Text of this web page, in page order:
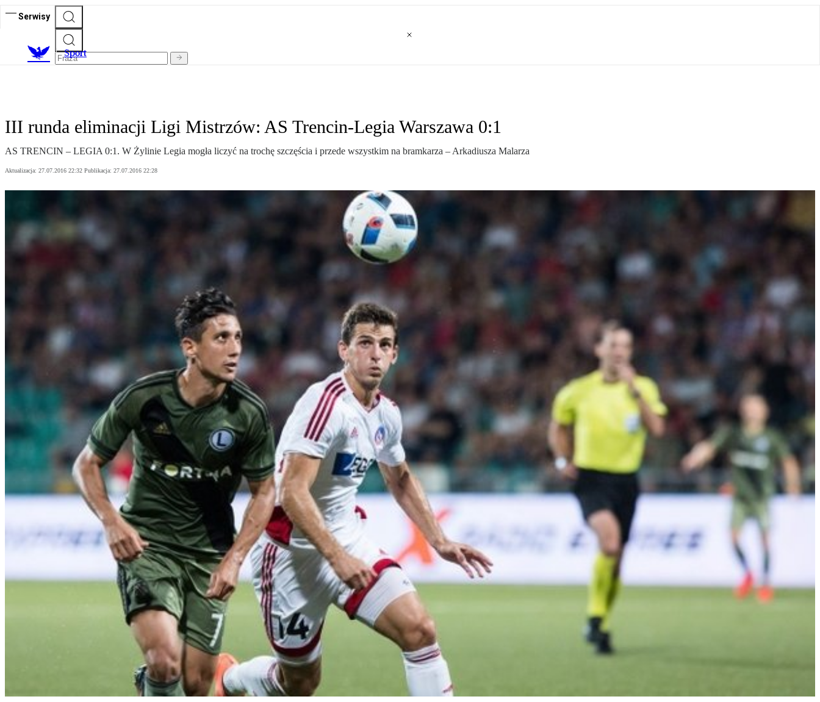
Serwisy
Sport
III runda eliminacji Ligi Mistrzów: AS Trencin-Legia Warszawa 0:1
AS TRENCIN – LEGIA 0:1. W Żylinie Legia mogła liczyć na trochę szczęścia i przede wszystkim na bramkarza – Arkadiusza Malarza
Aktualizacja: 27.07.2016 22:32 Publikacja: 27.07.2016 22:28